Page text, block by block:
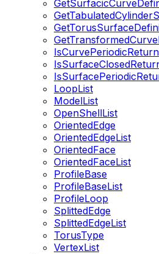
IsCurvePeriodicReturn
LoopList
ModelList
OpenShellList
OrientedEdge
OrientedEdgeList
OrientedFace
OrientedFaceList
ProfileBase
ProfileBaseList
ProfileLoop
SplittedEdge
SplittedEdgeList
TorusType
VertexList